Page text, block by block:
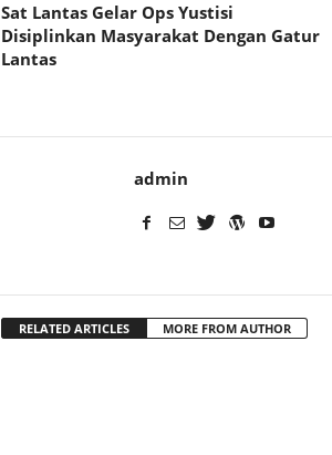
Sat Lantas Gelar Ops Yustisi
Disiplinkan Masyarakat Dengan Gatur
Lantas
admin
RELATED ARTICLES MORE FROM AUTHOR